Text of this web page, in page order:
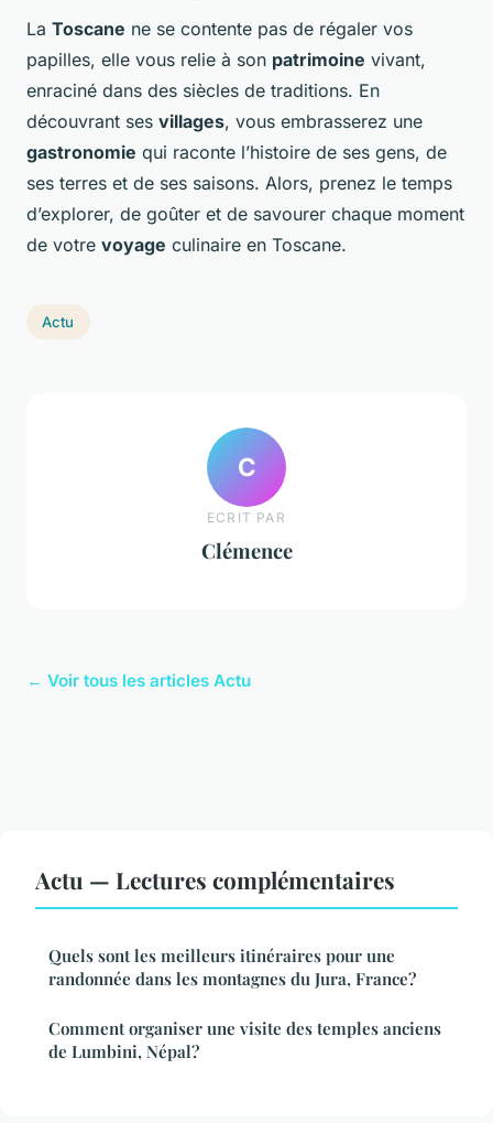
La Toscane ne se contente pas de régaler vos
papilles, elle vous relie à son patrimoine vivant,
enraciné dans des siècles de traditions. En
découvrant ses villages, vous embrasserez une
gastronomie qui raconte l’histoire de ses gens, de
ses terres et de ses saisons. Alors, prenez le temps
d’explorer, de goûter et de savourer chaque moment
de votre voyage culinaire en Toscane.
Actu
C
ECRIT PAR
Clémence
← Voir tous les articles Actu
Actu — Lectures complémentaires
Quels sont les meilleurs itinéraires pour une
randonnée dans les montagnes du Jura, France?
Comment organiser une visite des temples anciens
de Lumbini, Népal?